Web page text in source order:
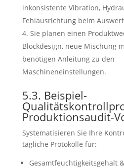
inkonsistente Vibration,
Fehlausrichtung beim
Sie planen einen
Blockdesign, neue Mischung
benötigen Anleitung zu den
Maschineneinstellungen.
5.3. Beispiel-
Produktionsaudit-
Systematisieren Sie Ihre
tägliche Protokolle für:
Gesamtfeuchtigkeitsgehalt